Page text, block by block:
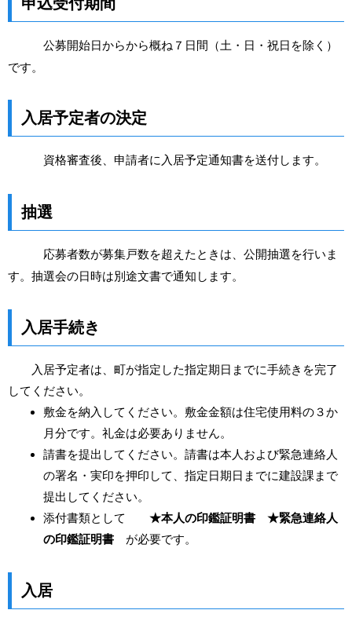
公募開始日からから概ね７日間（土・日・祝日を除く）
です。
入居予定者の決定
資格審査後、申請者に入居予定通知書を送付します。
抽選
応募者数が募集戸数を超えたときは、公開抽選を行いま
す。抽選会の日時は別途文書で通知します。
入居手続き
入居予定者は、町が指定した指定期日までに手続きを完了
してください。
敷金を納入してください。敷金金額は住宅使用料の３か
月分です。礼金は必要ありません。
請書を提出してください。請書は本人および緊急連絡人
の署名・実印を押印して、指定日期日までに建設課まで
提出してください。
添付書類として ★本人の印鑑証明書 ★緊急連絡人
の印鑑証明書 が必要です。
入居